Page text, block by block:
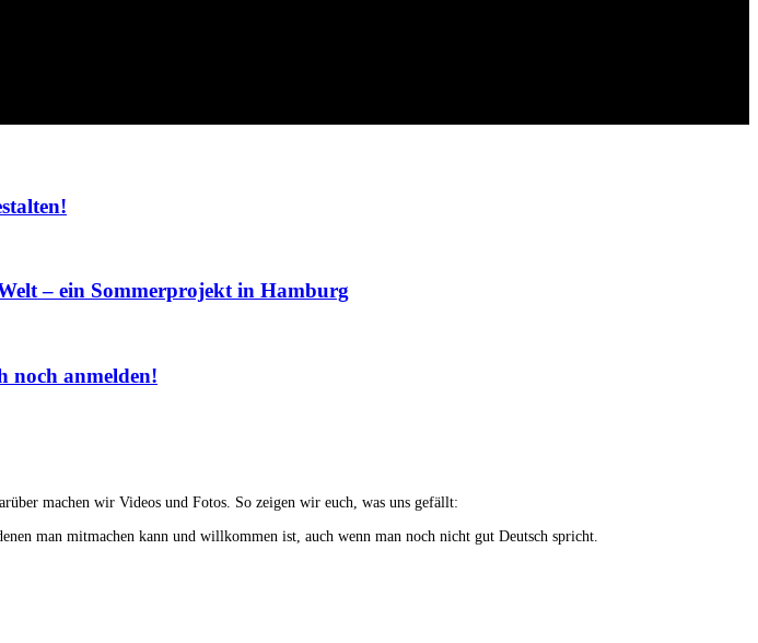
– ein Sommerprojekt in Hamburg
noch anmelden!
machen wir Videos und Fotos. So zeigen wir euch, was uns gefällt:
man mitmachen kann und willkommen ist, auch wenn man noch nicht gut Deutsch spricht.